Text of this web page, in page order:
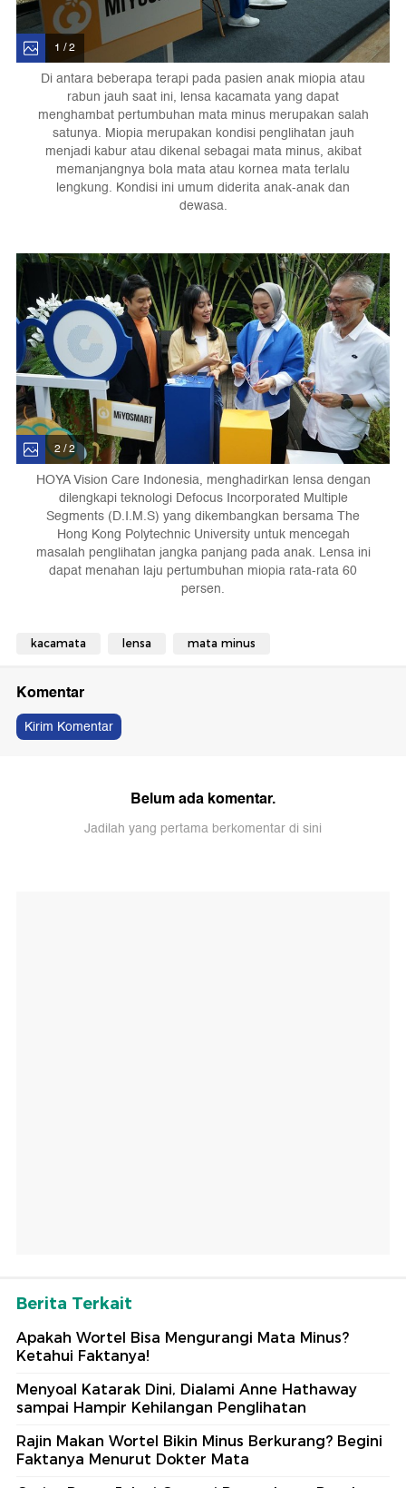
1 / 2
Di antara beberapa terapi pada pasien anak miopia atau
rabun jauh saat ini, lensa kacamata yang dapat
menghambat pertumbuhan mata minus merupakan salah
satunya. Miopia merupakan kondisi penglihatan jauh
menjadi kabur atau dikenal sebagai mata minus, akibat
memanjangnya bola mata atau kornea mata terlalu
lengkung. Kondisi ini umum diderita anak-anak dan
dewasa.
2 / 2
HOYA Vision Care Indonesia, menghadirkan lensa dengan
dilengkapi teknologi Defocus Incorporated Multiple
Segments (D.I.M.S) yang dikembangkan bersama The
Hong Kong Polytechnic University untuk mencegah
masalah penglihatan jangka panjang pada anak. Lensa ini
dapat menahan laju pertumbuhan miopia rata-rata 60
persen.
kacamata lensa mata minus
Komentar
Kirim Komentar
Belum ada komentar.
Jadilah yang pertama berkomentar di sini
Berita Terkait
Apakah Wortel Bisa Mengurangi Mata Minus?
Ketahui Faktanya!
Menyoal Katarak Dini, Dialami Anne Hathaway
sampai Hampir Kehilangan Penglihatan
Rajin Makan Wortel Bikin Minus Berkurang? Begini
Faktanya Menurut Dokter Mata